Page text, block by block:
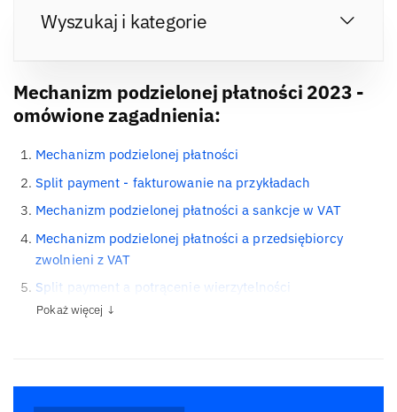
Wyszukaj i kategorie
Mechanizm podzielonej płatności 2023 -
omówione zagadnienia:
Mechanizm podzielonej płatności
Split payment - fakturowanie na przykładach
Mechanizm podzielonej płatności a sankcje w VAT
Mechanizm podzielonej płatności a przedsiębiorcy
zwolnieni z VAT
Split payment a potrącenie wierzytelności
Pokaż więcej ↓